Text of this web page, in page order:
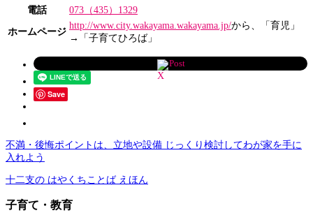
電話 073（435）1329
ホームページ
http://www.city.wakayama.wakayama.jp/から、「育児」
→「子育てひろば」
Post
Save
不満・後悔ポイントは、立地や設備 じっくり検討してわが家を手に
入れよう
十二支の はやくちことば えほん
子育て・教育